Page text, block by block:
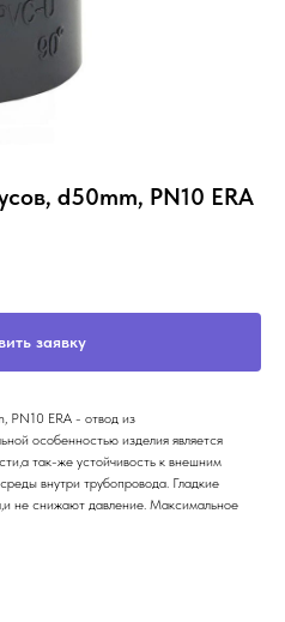
d50mm, PN10 ERA
заявку
PN10 ERA - отвод из
особенностью изделия является
так-же устойчивость к внешним
внутри трубопровода. Гладкие
не снижают давление. Максимальное